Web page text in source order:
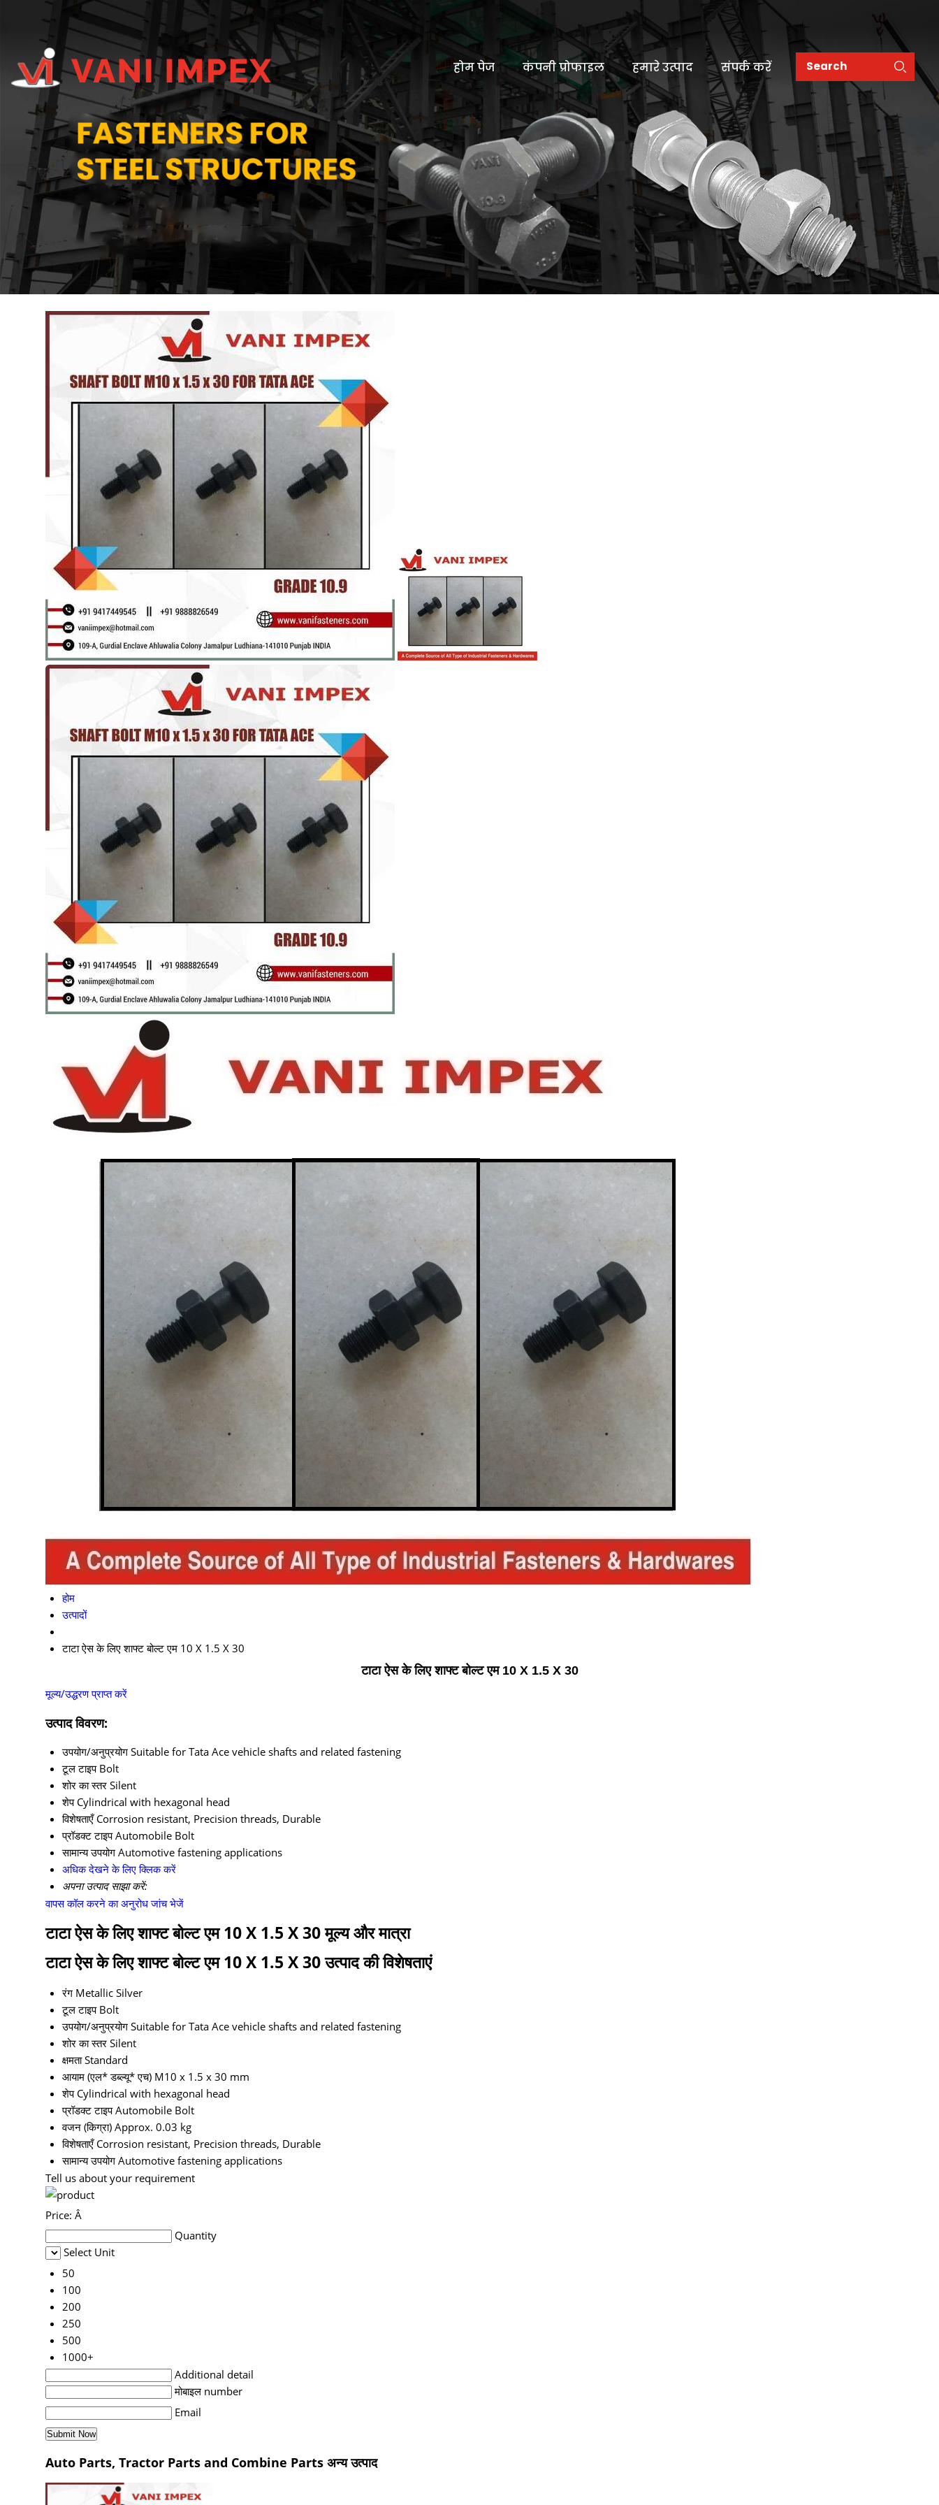
होम पेज कंपनी प्रोफाइल हमारे उत्पाद संपर्क करें
होम
उत्पादों
टाटा ऐस के लिए शाफ्ट बोल्ट एम 10 X 1.5 X 30
टाटा ऐस के लिए शाफ्ट बोल्ट एम 10 X 1.5 X 30
मूल्य/उद्धरण प्राप्त करें
उत्पाद विवरण:
उपयोग/अनुप्रयोग Suitable for Tata Ace vehicle shafts and related fastening
टूल टाइप Bolt
शोर का स्तर Silent
शेप Cylindrical with hexagonal head
विशेषताएँ Corrosion resistant, Precision threads, Durable
प्रॉडक्ट टाइप Automobile Bolt
सामान्य उपयोग Automotive fastening applications
अधिक देखने के लिए क्लिक करें
अपना उत्पाद साझा करें:
वापस कॉल करने का अनुरोध जांच भेजें
टाटा ऐस के लिए शाफ्ट बोल्ट एम 10 X 1.5 X 30 मूल्य और मात्रा
टाटा ऐस के लिए शाफ्ट बोल्ट एम 10 X 1.5 X 30 उत्पाद की विशेषताएं
रंग Metallic Silver
टूल टाइप Bolt
उपयोग/अनुप्रयोग Suitable for Tata Ace vehicle shafts and related fastening
शोर का स्तर Silent
क्षमता Standard
आयाम (एल* डब्ल्यू* एच) M10 x 1.5 x 30 mm
शेप Cylindrical with hexagonal head
प्रॉडक्ट टाइप Automobile Bolt
वजन (किग्रा) Approx. 0.03 kg
विशेषताएँ Corrosion resistant, Precision threads, Durable
सामान्य उपयोग Automotive fastening applications
Tell us about your requirement
Price: Â
Quantity
Select Unit
50
100
200
250
500
1000+
Additional detail
मोबाइल number
Email
Auto Parts, Tractor Parts and Combine Parts अन्य उत्पाद